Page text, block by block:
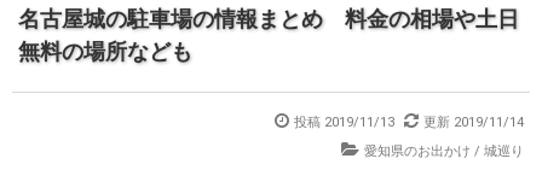
名古屋城の駐車場の情報まとめ 料金の相場や土日
無料の場所なども
投稿 2019/11/13 更新 2019/11/14
愛知県のお出かけ / 城巡り